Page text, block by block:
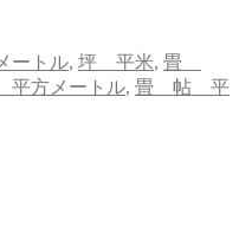
ートル, 坪 平米, 畳
方メートル, 畳 帖 平